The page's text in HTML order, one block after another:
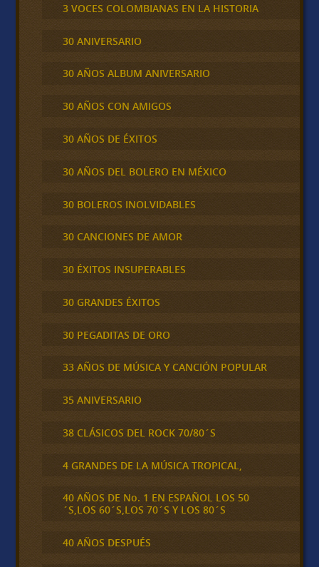
3 VOCES COLOMBIANAS EN LA HISTORIA
30 ANIVERSARIO
30 AÑOS ALBUM ANIVERSARIO
30 AÑOS CON AMIGOS
30 AÑOS DE ÉXITOS
30 AÑOS DEL BOLERO EN MÉXICO
30 BOLEROS INOLVIDABLES
30 CANCIONES DE AMOR
30 ÉXITOS INSUPERABLES
30 GRANDES ÉXITOS
30 PEGADITAS DE ORO
33 AÑOS DE MÚSICA Y CANCIÓN POPULAR
35 ANIVERSARIO
38 CLÁSICOS DEL ROCK 70/80´S
4 GRANDES DE LA MÚSICA TROPICAL,
40 AÑOS DE No. 1 EN ESPAÑOL LOS 50
´S,LOS 60´S,LOS 70´S Y LOS 80´S
40 AÑOS DESPUÉS